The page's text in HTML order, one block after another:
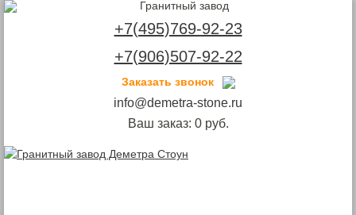
+7(495)769-92-23
+7(906)507-92-22
Заказать звонок
info@demetra-stone.ru
Ваш заказ: 0 руб.
ПОДБОР ПО ПАРАМЕТРАМ
Цена